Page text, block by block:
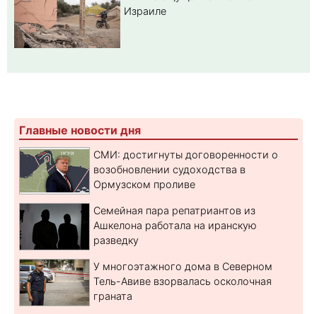
Израиле
Главные новости дня
СМИ: достигнуты договоренности о
возобновлении судоходства в
Ормузском проливе
Семейная пара репатриантов из
Ашкелона работала на иранскую
разведку
У многоэтажного дома в Северном
Тель-Авиве взорвалась осколочная
граната